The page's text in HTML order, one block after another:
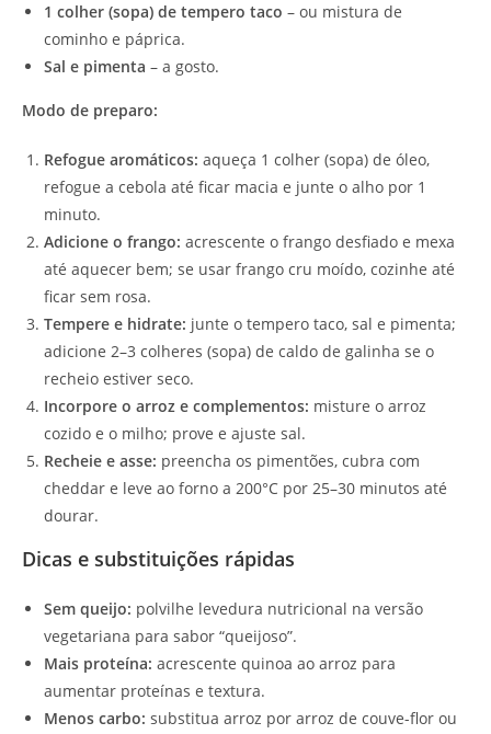
1 colher (sopa) de tempero taco – ou mistura de
cominho e páprica.
Sal e pimenta – a gosto.
Modo de preparo:
Refogue aromáticos: aqueça 1 colher (sopa) de óleo,
refogue a cebola até ficar macia e junte o alho por 1
minuto.
Adicione o frango: acrescente o frango desfiado e mexa
até aquecer bem; se usar frango cru moído, cozinhe até
ficar sem rosa.
Tempere e hidrate: junte o tempero taco, sal e pimenta;
adicione 2–3 colheres (sopa) de caldo de galinha se o
recheio estiver seco.
Incorpore o arroz e complementos: misture o arroz
cozido e o milho; prove e ajuste sal.
Recheie e asse: preencha os pimentões, cubra com
cheddar e leve ao forno a 200°C por 25–30 minutos até
dourar.
Dicas e substituições rápidas
Sem queijo: polvilhe levedura nutricional na versão
vegetariana para sabor “queijoso”.
Mais proteína: acrescente quinoa ao arroz para
aumentar proteínas e textura.
Menos carbo: substitua arroz por arroz de couve-flor ou